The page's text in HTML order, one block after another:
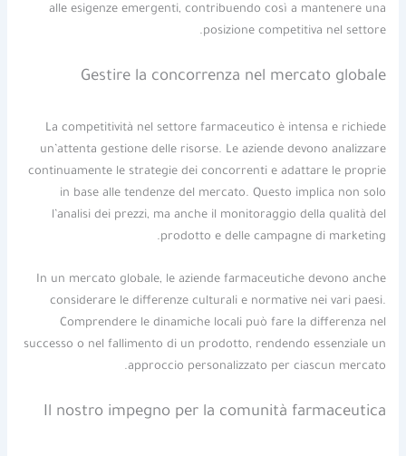
alle esigenze emergenti, contribuendo così a mantenere una
posizione competitiva nel settore.
Gestire la concorrenza nel mercato globale
La competitività nel settore farmaceutico è intensa e richiede
un’attenta gestione delle risorse. Le aziende devono analizzare
continuamente le strategie dei concorrenti e adattare le proprie
in base alle tendenze del mercato. Questo implica non solo
l’analisi dei prezzi, ma anche il monitoraggio della qualità del
prodotto e delle campagne di marketing.
In un mercato globale, le aziende farmaceutiche devono anche
considerare le differenze culturali e normative nei vari paesi.
Comprendere le dinamiche locali può fare la differenza nel
successo o nel fallimento di un prodotto, rendendo essenziale un
approccio personalizzato per ciascun mercato.
Il nostro impegno per la comunità farmaceutica